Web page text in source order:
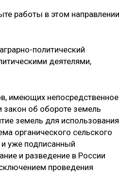
работы в этом
политический
деятелями,
имеющих непосредственное
закон об обороте земель
земель для использования
органического сельского
и уже подписанный
и разведение в России
проведения